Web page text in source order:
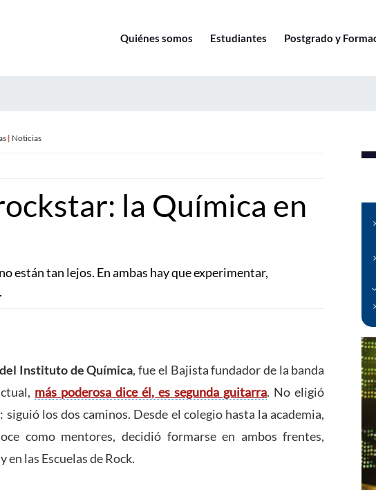
Quiénes somos Estudiantes Postgrado y
| Noticias
la Química en
están tan lejos. En ambas hay que experimentar,
Instituto de Química, fue el Bajista fundador de la banda
más poderosa dice él, es segunda guitarra. No eligió
los dos caminos. Desde el colegio hasta la academia,
como mentores, decidió formarse en ambos frentes,
las Escuelas de Rock.